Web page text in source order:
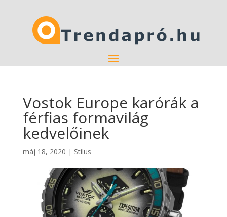
Vostok Europe karórák a
férfias formavilág
kedvelőinek
máj 18, 2020 | Stílus